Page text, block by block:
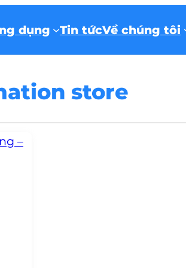
dụng Tin tứcVề chúng tôi
store